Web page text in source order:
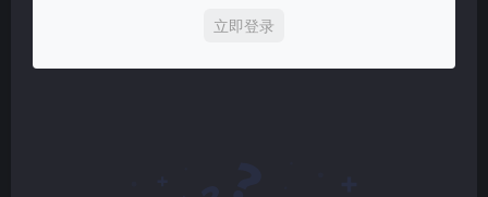
立即登录